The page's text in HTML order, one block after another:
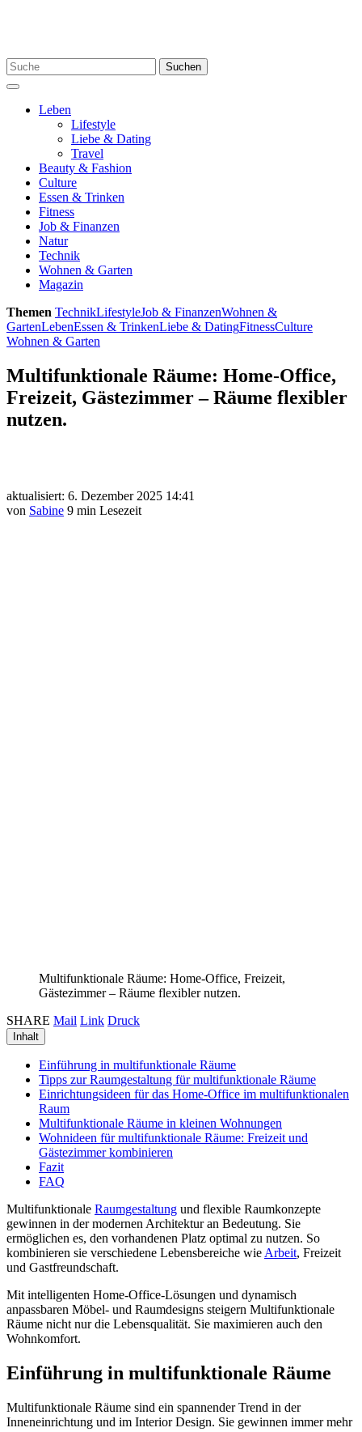
Search
for:
Suchen
Menu
Leben
Lifestyle
Liebe & Dating
Travel
Beauty & Fashion
Culture
Essen & Trinken
Fitness
Job & Finanzen
Natur
Technik
Wohnen & Garten
Magazin
Themen TechnikLifestyleJob & FinanzenWohnen &
GartenLebenEssen & TrinkenLiebe & DatingFitnessCulture
Wohnen & Garten
Multifunktionale Räume: Home-Office,
Freizeit, Gästezimmer – Räume flexibler
nutzen.
aktualisiert: 6. Dezember 2025 14:41
von Sabine 9 min Lesezeit
Multifunktionale Räume: Home-Office, Freizeit,
Gästezimmer – Räume flexibler nutzen.
SHARE Mail Link Druck
Inhalt
Einführung in multifunktionale Räume
Tipps zur Raumgestaltung für multifunktionale Räume
Einrichtungsideen für das Home-Office im multifunktionalen
Raum
Multifunktionale Räume in kleinen Wohnungen
Wohnideen für multifunktionale Räume: Freizeit und
Gästezimmer kombinieren
Fazit
FAQ
Multifunktionale Raumgestaltung und flexible Raumkonzepte
gewinnen in der modernen Architektur an Bedeutung. Sie
ermöglichen es, den vorhandenen Platz optimal zu nutzen. So
kombinieren sie verschiedene Lebensbereiche wie Arbeit, Freizeit
und Gastfreundschaft.
Mit intelligenten Home-Office-Lösungen und dynamisch
anpassbaren Möbel- und Raumdesigns steigern Multifunktionale
Räume nicht nur die Lebensqualität. Sie maximieren auch den
Wohnkomfort.
Einführung in multifunktionale Räume
Multifunktionale Räume sind ein spannender Trend in der
Inneneinrichtung und im Interior Design. Sie gewinnen immer mehr